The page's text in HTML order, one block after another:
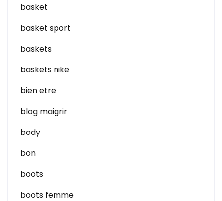
basket
basket sport
baskets
baskets nike
bien etre
blog maigrir
body
bon
boots
boots femme